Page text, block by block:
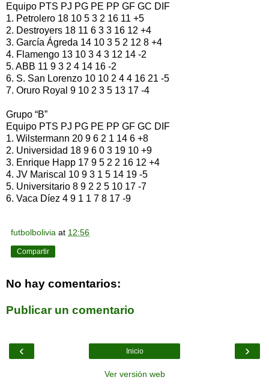
Equipo PTS PJ PG PE PP GF GC DIF
1. Petrolero 18 10 5 3 2 16 11 +5
2. Destroyers 18 11 6 3 3 16 12 +4
3. García Ágreda 14 10 3 5 2 12 8 +4
4. Flamengo 13 10 3 4 3 12 14 -2
5. ABB 11 9 3 2 4 14 16 -2
6. S. San Lorenzo 10 10 2 4 4 16 21 -5
7. Oruro Royal 9 10 2 3 5 13 17 -4
Grupo “B”
Equipo PTS PJ PG PE PP GF GC DIF
1. Wilstermann 20 9 6 2 1 14 6 +8
2. Universidad 18 9 6 0 3 19 10 +9
3. Enrique Happ 17 9 5 2 2 16 12 +4
4. JV Mariscal 10 9 3 1 5 14 19 -5
5. Universitario 8 9 2 2 5 10 17 -7
6. Vaca Díez 4 9 1 1 7 8 17 -9
futbolbolivia at 12:56
Compartir
No hay comentarios:
Publicar un comentario
‹ ›
Inicio
Ver versión web